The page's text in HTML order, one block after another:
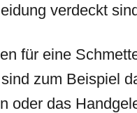
verdeckt
für eine
zum Beispiel
oder das